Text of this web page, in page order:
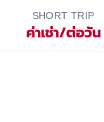
SHORT TRIP
ค่าเช่า/ต่อวัน